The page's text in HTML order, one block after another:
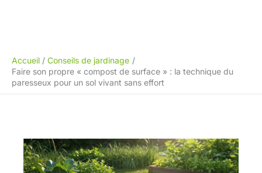
Accueil
Conseils de jardinage
Faire son propre « compost de surface » : la technique du
paresseux pour un sol vivant sans effort